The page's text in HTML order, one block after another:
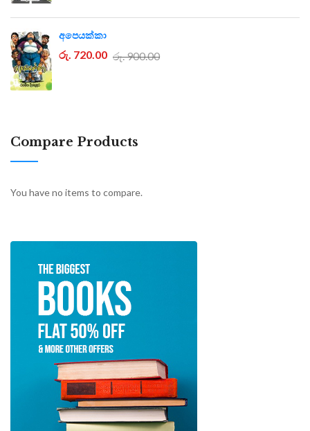
අපෙයක්කා
රු. 720.00 රු. 900.00
Compare Products
You have no items to compare.